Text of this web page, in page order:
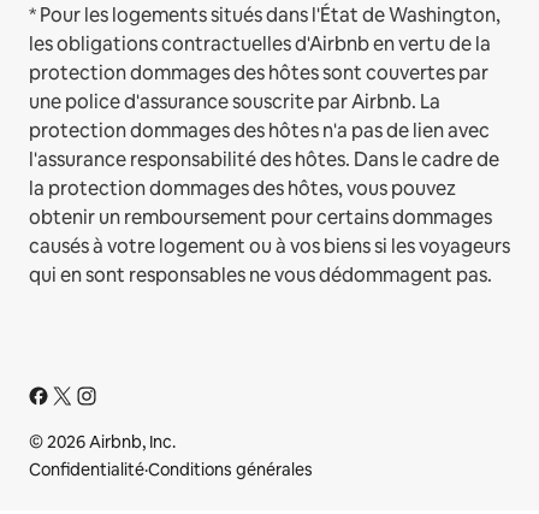
* Pour les logements situés dans l'État de Washington,
les obligations contractuelles d'Airbnb en vertu de la
protection dommages des hôtes sont couvertes par
une police d'assurance souscrite par Airbnb. La
protection dommages des hôtes n'a pas de lien avec
l'assurance responsabilité des hôtes. Dans le cadre de
la protection dommages des hôtes, vous pouvez
obtenir un remboursement pour certains dommages
causés à votre logement ou à vos biens si les voyageurs
qui en sont responsables ne vous dédommagent pas.
© 2026 Airbnb, Inc.
Confidentialité·Conditions générales